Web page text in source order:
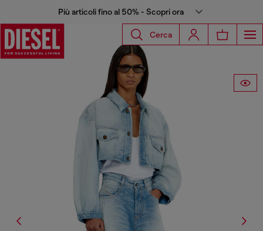
Più articoli fino al 50% - Scopri ora
Cerca